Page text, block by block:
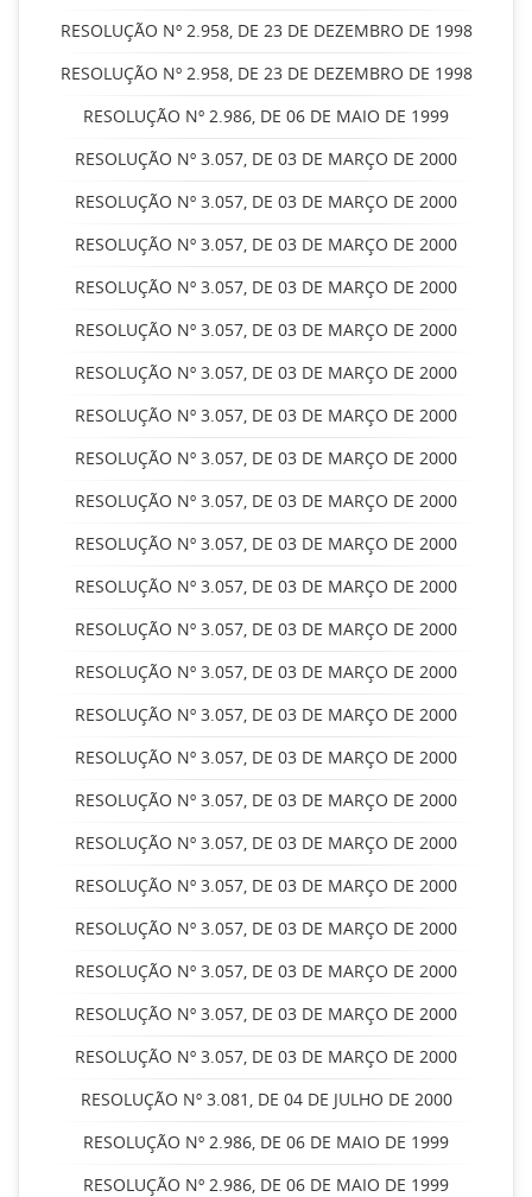
RESOLUÇÃO Nº 2.958, DE 23 DE DEZEMBRO DE 1998
RESOLUÇÃO Nº 2.958, DE 23 DE DEZEMBRO DE 1998
RESOLUÇÃO Nº 2.986, DE 06 DE MAIO DE 1999
RESOLUÇÃO Nº 3.057, DE 03 DE MARÇO DE 2000
RESOLUÇÃO Nº 3.057, DE 03 DE MARÇO DE 2000
RESOLUÇÃO Nº 3.057, DE 03 DE MARÇO DE 2000
RESOLUÇÃO Nº 3.057, DE 03 DE MARÇO DE 2000
RESOLUÇÃO Nº 3.057, DE 03 DE MARÇO DE 2000
RESOLUÇÃO Nº 3.057, DE 03 DE MARÇO DE 2000
RESOLUÇÃO Nº 3.057, DE 03 DE MARÇO DE 2000
RESOLUÇÃO Nº 3.057, DE 03 DE MARÇO DE 2000
RESOLUÇÃO Nº 3.057, DE 03 DE MARÇO DE 2000
RESOLUÇÃO Nº 3.057, DE 03 DE MARÇO DE 2000
RESOLUÇÃO Nº 3.057, DE 03 DE MARÇO DE 2000
RESOLUÇÃO Nº 3.057, DE 03 DE MARÇO DE 2000
RESOLUÇÃO Nº 3.057, DE 03 DE MARÇO DE 2000
RESOLUÇÃO Nº 3.057, DE 03 DE MARÇO DE 2000
RESOLUÇÃO Nº 3.057, DE 03 DE MARÇO DE 2000
RESOLUÇÃO Nº 3.057, DE 03 DE MARÇO DE 2000
RESOLUÇÃO Nº 3.057, DE 03 DE MARÇO DE 2000
RESOLUÇÃO Nº 3.057, DE 03 DE MARÇO DE 2000
RESOLUÇÃO Nº 3.057, DE 03 DE MARÇO DE 2000
RESOLUÇÃO Nº 3.057, DE 03 DE MARÇO DE 2000
RESOLUÇÃO Nº 3.057, DE 03 DE MARÇO DE 2000
RESOLUÇÃO Nº 3.057, DE 03 DE MARÇO DE 2000
RESOLUÇÃO Nº 3.081, DE 04 DE JULHO DE 2000
RESOLUÇÃO Nº 2.986, DE 06 DE MAIO DE 1999
RESOLUÇÃO Nº 2.986, DE 06 DE MAIO DE 1999